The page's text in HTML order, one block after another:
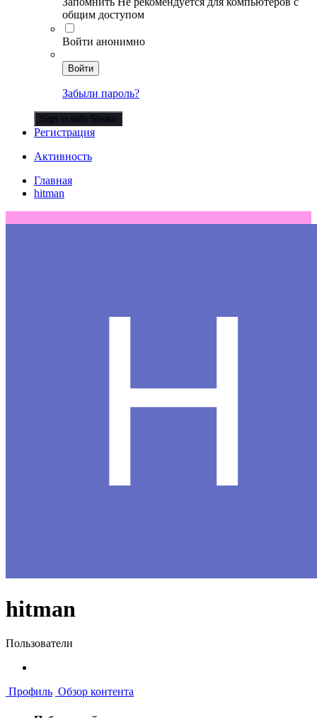
общим доступом
Войти анонимно
Войти
Забыли пароль?
Sign in with Steam
Регистрация
Активность
Главная
hitman
hitman
Пользователи
Профиль Обзор контента